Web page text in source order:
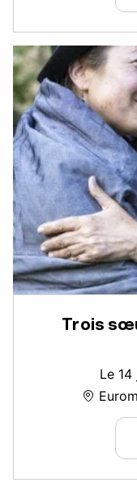
Trois
Le